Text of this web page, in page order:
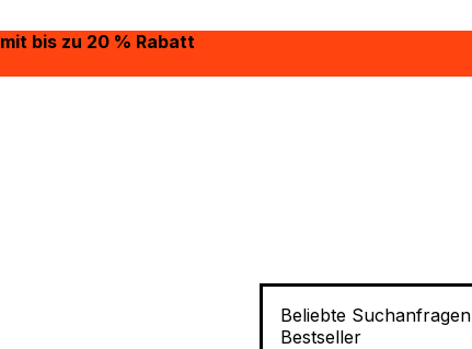
mit bis zu 20 % Rabatt
Beliebte Suchanfragen
Bestseller